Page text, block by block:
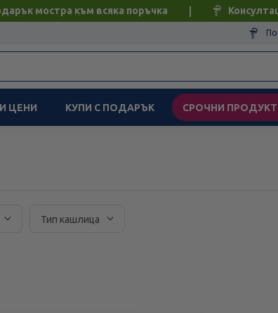
мостра към всяка поръчка
ЦЕНИ КУПИ С ПОДАРЪК СРОЧНИ
Тип кашлица